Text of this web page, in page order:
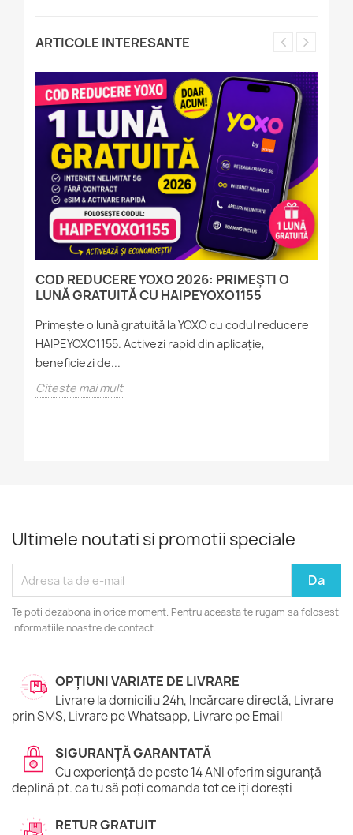
ARTICOLE INTERESANTE
COD REDUCERE YOXO 2026: PRIMEȘTI O
LUNĂ GRATUITĂ CU HAIPEYOXO1155
Primește o lună gratuită la YOXO cu codul reducere
HAIPEYOXO1155. Activezi rapid din aplicație,
beneficiezi de...
Citeste mai mult
Ultimele noutati si promotii speciale
Te poti dezabona in orice moment. Pentru aceasta te rugam sa folosesti
informatiile noastre de contact.
OPȚIUNI VARIATE DE LIVRARE
Livrare la domiciliu 24h, Incărcare directă, Livrare
prin SMS, Livrare pe Whatsapp, Livrare pe Email
SIGURANȚĂ GARANTATĂ
Cu experiență de peste 14 ANI oferim siguranță
deplină pt. ca tu să poți comanda tot ce iți dorești
RETUR GRATUIT